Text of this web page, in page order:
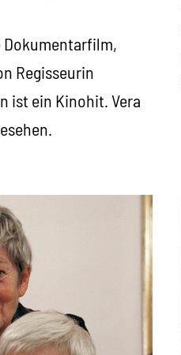
Dokumentarfilm,
Regisseurin
ist ein Kinohit. Vera